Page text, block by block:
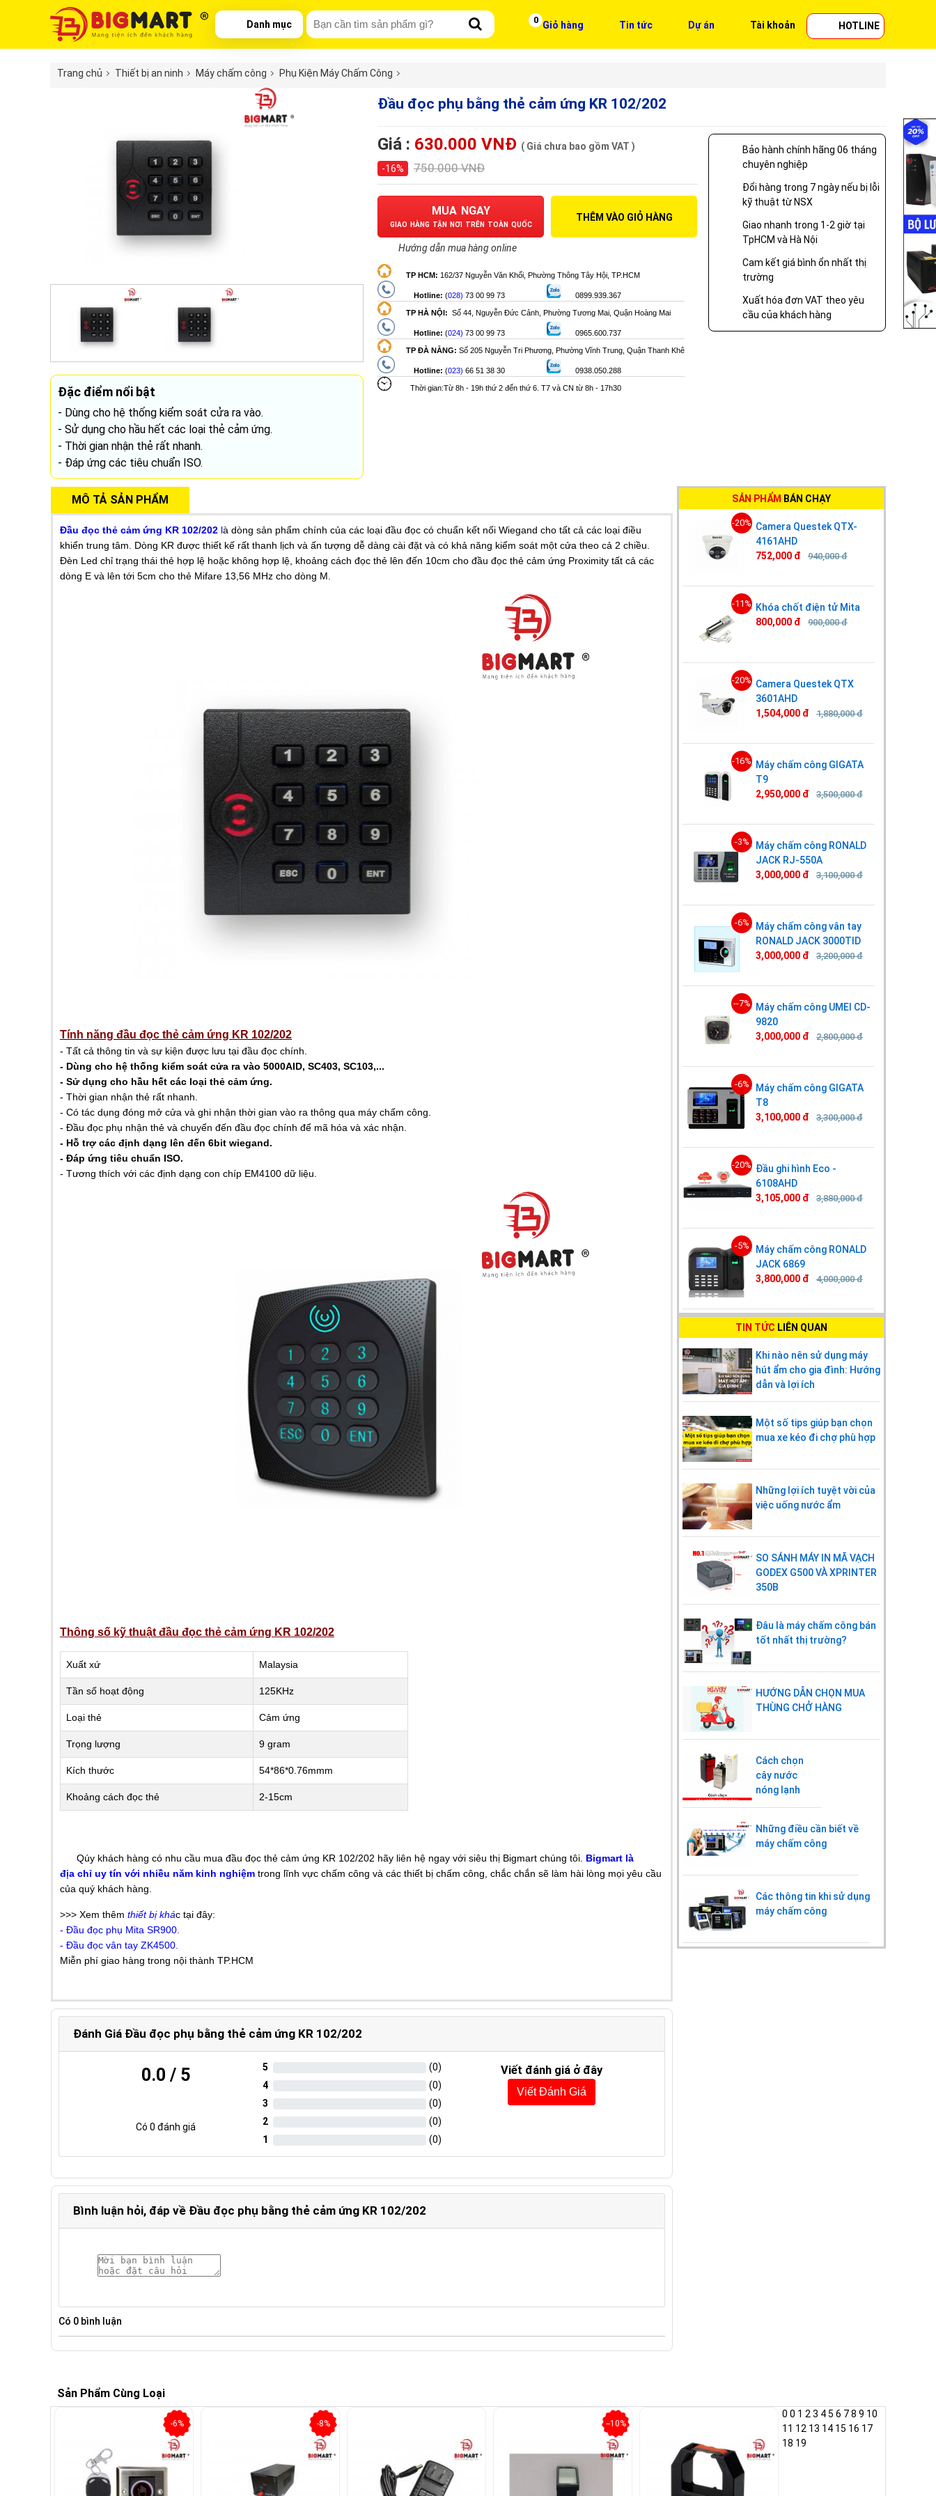
Danh mục 0 Giỏ hàng Tin tức Dự án Tài khoản HOTLINE
Trang chủ Thiết bị an ninh Máy chấm công Phụ Kiện Máy Chấm Công
Đặc điểm nổi bật
- Dùng cho hệ thống kiểm soát cửa ra vào.
- Sử dụng cho hầu hết các loại thẻ cảm ứng.
- Thời gian nhận thẻ rất nhanh.
- Đáp ứng các tiêu chuẩn ISO.
Đầu đọc phụ bằng thẻ cảm ứng KR 102/202
Giá : 630.000 VNĐ ( Giá chưa bao gồm VAT )
-16%
750.000 VNĐ
MUA NGAY
GIAO HÀNG TẬN NƠI TRÊN TOÀN QUỐC
THÊM VÀO GIỎ HÀNG
Hướng dẫn mua hàng online
TP HCM: 162/37 Nguyễn Văn Khối, Phường Thông Tây Hội, TP.HCM
Hotline: (028) 73 00 99 73 0899.939.367
TP HÀ NỘI: Số 44, Nguyễn Đức Cảnh, Phường Tương Mai, Quận Hoàng Mai
Hotline: (024) 73 00 99 73 0965.600.737
TP ĐÀ NẴNG: Số 205 Nguyễn Tri Phương, Phường Vĩnh Trung, Quận Thanh Khê
Hotline: (023) 66 51 38 30 0938.050.288
Thời gian:Từ 8h - 19h thứ 2 đến thứ 6. T7 và CN từ 8h - 17h30
Bảo hành chính hãng 06 tháng
chuyên nghiệp
Đổi hàng trong 7 ngày nếu bị lỗi
kỹ thuật từ NSX
Giao nhanh trong 1-2 giờ tại
TpHCM và Hà Nội
Cam kết giá bình ổn nhất thị
trường
Xuất hóa đơn VAT theo yêu
cầu của khách hàng
MÔ TẢ SẢN PHẨM
Đầu đọc thẻ cảm ứng KR 102/202 là dòng sản phẩm chính của các loại đầu đọc có chuẩn kết nối Wiegand cho tất cả các loại điều
khiển trung tâm. Dòng KR được thiết kế rất thanh lịch và ấn tượng dễ dàng cài đặt và có khả năng kiểm soát một cửa theo cả 2 chiều.
Đèn Led chỉ trạng thái thẻ hợp lệ hoặc không hợp lệ, khoảng cách đọc thẻ lên đến 10cm cho đầu đọc thẻ cảm ứng Proximity tất cả các
dòng E và lên tới 5cm cho thẻ Mifare 13,56 MHz cho dòng M.
Tính năng đầu đọc thẻ cảm ứng KR 102/202
- Tất cả thông tin và sự kiện được lưu tại đầu đọc chính.
- Dùng cho hệ thống kiểm soát cửa ra vào 5000AID, SC403, SC103,...
- Sử dụng cho hầu hết các loại thẻ cảm ứng.
- Thời gian nhận thẻ rất nhanh.
- Có tác dụng đóng mở cửa và ghi nhận thời gian vào ra thông qua máy chấm công.
- Đầu đọc phụ nhận thẻ và chuyển đến đầu đọc chính để mã hóa và xác nhận.
- Hỗ trợ các định dạng lên đến 6bit wiegand.
- Đáp ứng tiêu chuẩn ISO.
- Tương thích với các định dạng con chíp EM4100 dữ liệu.
Thông số kỹ thuật đầu đọc thẻ cảm ứng KR 102/202
Xuất xứ Malaysia
Tần số hoạt động 125KHz
Loại thẻ Cảm ứng
Trọng lượng 9 gram
Kích thước 54*86*0.76mmm
Khoảng cách đọc thẻ 2-15cm
Qúy khách hàng có nhu cầu mua đầu đọc thẻ cảm ứng KR 102/202 hãy liên hệ ngay với siêu thị Bigmart chúng tôi. Bigmart là
địa chỉ uy tín với nhiều năm kinh nghiệm trong lĩnh vực chấm công và các thiết bị chấm công, chắc chắn sẽ làm hài lòng mọi yêu cầu
của quý khách hàng.
>>> Xem thêm thiết bị khác tại đây:
- Đầu đọc phụ Mita SR900.
- Đầu đọc vân tay ZK4500.
Miễn phí giao hàng trong nội thành TP.HCM
Đánh Giá Đầu đọc phụ bằng thẻ cảm ứng KR 102/202
0.0 / 5
Có0 đánh giá
5 (0)
4
(0)
3
(0)
2
(0)
1
(0)
Viết đánh giá ở đây
Viết Đánh Giá
Bình luận hỏi, đáp về Đầu đọc phụ bằng thẻ cảm ứng KR 102/202
Có 0 bình luận
SẢN PHẨM BÁN CHẠY
-20% Camera Questek QTX-
4161AHD
752,000 đ
940,000 đ
-11% Khóa chốt điện tử Mita
800,000 đ
900,000 đ
-20% Camera Questek QTX
3601AHD
1,504,000 đ
1,880,000 đ
-16% Máy chấm công GIGATA
T9
2,950,000 đ
3,500,000 đ
-3%
Máy chấm công RONALD
JACK RJ-550A
3,000,000 đ
3,100,000 đ
-6%
Máy chấm công vân tay
RONALD JACK 3000TID
3,000,000 đ
3,200,000 đ
--7%
Máy chấm công UMEI CD-
9820
3,000,000 đ
2,800,000 đ
-6%
Máy chấm công GIGATA
T8
3,100,000 đ
3,300,000 đ
-20% Đầu ghi hình Eco -
6108AHD
3,105,000 đ
3,880,000 đ
-5%
Máy chấm công RONALD
JACK 6869
3,800,000 đ
4,000,000 đ
TIN TỨC LIÊN QUAN
Khi nào nên sử dụng máy
hút ẩm cho gia đình: Hướng
dẫn và lợi ích
Một số tips giúp bạn chọn
mua xe kéo đi chợ phù hợp
Những lợi ích tuyệt vời của
việc uống nước ẩm
SO SÁNH MÁY IN MÃ VẠCH
GODEX G500 VÀ XPRINTER
350B
Đâu là máy chấm công bán
tốt nhất thị trường?
HƯỚNG DẪN CHỌN MUA
THÙNG CHỞ HÀNG
Cách chọn
cây nước
nóng lạnh
Những điều cần biết về
máy chấm công
Các thông tin khi sử dụng
máy chấm công
Sản Phẩm Cùng Loại
0
-6%
0
-8%
1 2
--10%
3 45 6 78 9 10
11 12 13 14 15 16 17
18 19